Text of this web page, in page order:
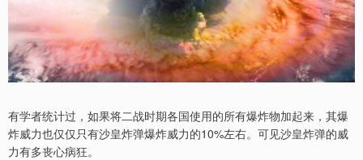
有学者统计过，如果将二战时期各国使用的所有爆炸物加起来，其爆
炸威力也仅仅只有沙皇炸弹爆炸威力的10%左右。可见沙皇炸弹的威
力有多丧心病狂。